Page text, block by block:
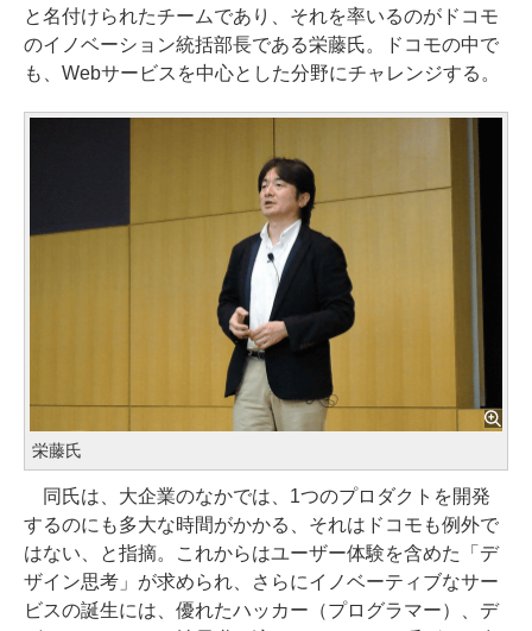
と名付けられたチームであり、それを率いるのがドコモ
のイノベーション統括部長である栄藤氏。ドコモの中で
も、Webサービスを中心とした分野にチャレンジする。
栄藤氏
同氏は、大企業のなかでは、1つのプロダクトを開発
するのにも多大な時間がかかる、それはドコモも例外で
はない、と指摘。これからはユーザー体験を含めた「デ
ザイン思考」が求められ、さらにイノベーティブなサー
ビスの誕生には、優れたハッカー（プログラマー）、デ